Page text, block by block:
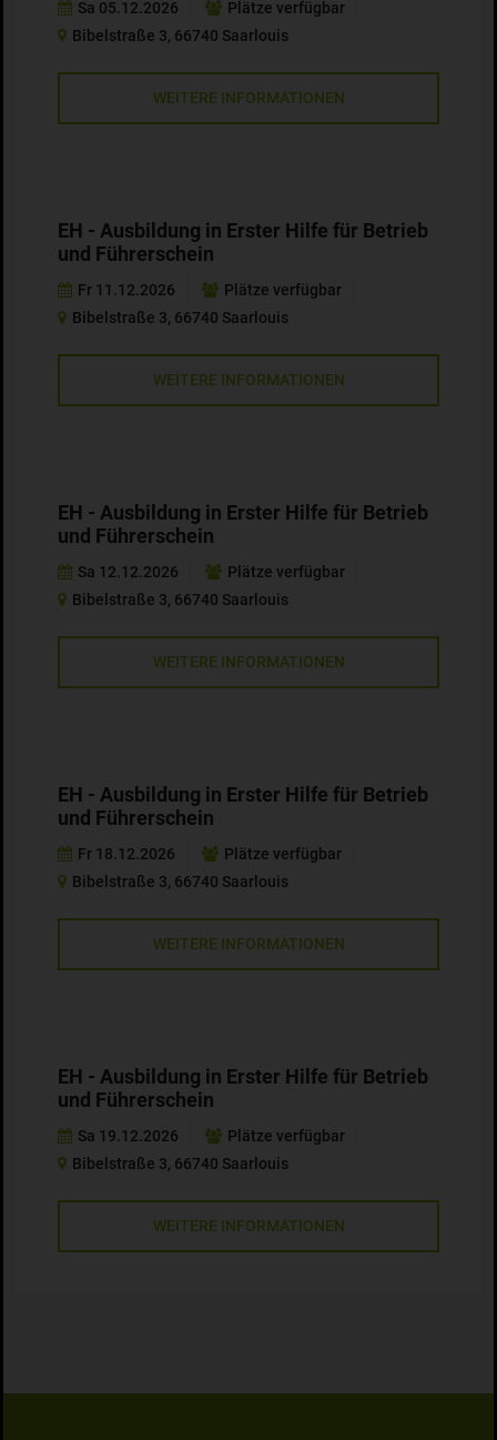
Sa 05.12.2026
Plätze verfügbar
Bibelstraße 3, 66740 Saarlouis
WEITERE INFORMATIONEN
EH - Ausbildung in Erster Hilfe für Betrieb
und Führerschein
Fr 11.12.2026
Plätze verfügbar
Bibelstraße 3, 66740 Saarlouis
WEITERE INFORMATIONEN
EH - Ausbildung in Erster Hilfe für Betrieb
und Führerschein
Sa 12.12.2026
Plätze verfügbar
Bibelstraße 3, 66740 Saarlouis
WEITERE INFORMATIONEN
EH - Ausbildung in Erster Hilfe für Betrieb
und Führerschein
Fr 18.12.2026
Plätze verfügbar
Bibelstraße 3, 66740 Saarlouis
WEITERE INFORMATIONEN
EH - Ausbildung in Erster Hilfe für Betrieb
und Führerschein
Sa 19.12.2026
Plätze verfügbar
Bibelstraße 3, 66740 Saarlouis
WEITERE INFORMATIONEN